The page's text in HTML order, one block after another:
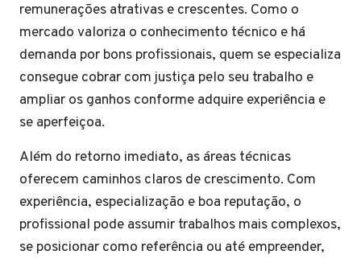
remunerações atrativas e crescentes. Como o
mercado valoriza o conhecimento técnico e há
demanda por bons profissionais, quem se especializa
consegue cobrar com justiça pelo seu trabalho e
ampliar os ganhos conforme adquire experiência e
se aperfeiçoa.
Além do retorno imediato, as áreas técnicas
oferecem caminhos claros de crescimento. Com
experiência, especialização e boa reputação, o
profissional pode assumir trabalhos mais complexos,
se posicionar como referência ou até empreender,